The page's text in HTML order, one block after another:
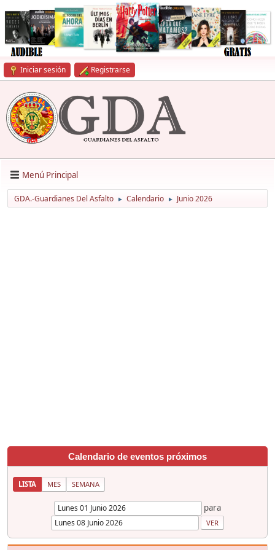
Iniciar sesión Registrarse
Menú Principal
GDA.-Guardianes Del Asfalto ► Calendario ► Junio 2026
Calendario de eventos próximos
LISTA MES SEMANA
para